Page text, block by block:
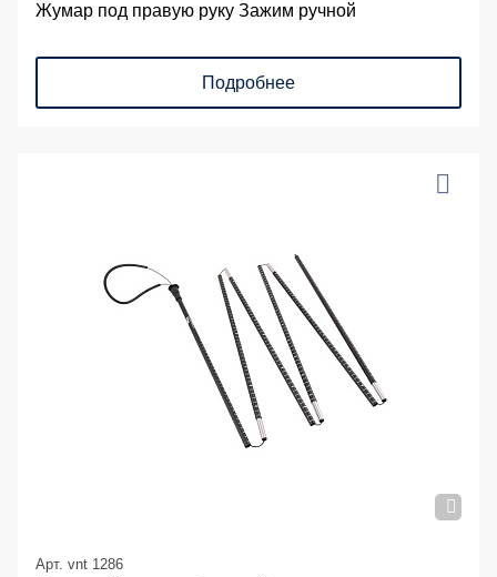
Жумар под правую руку Зажим ручной
Подробнее
Арт. vnt 1286